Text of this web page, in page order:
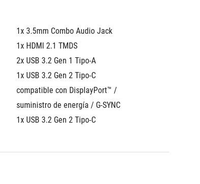
1x 3.5mm Combo Audio Jack
1x HDMI 2.1 TMDS
2x USB 3.2 Gen 1 Tipo-A
1x USB 3.2 Gen 2 Tipo-C
compatible con DisplayPort™ /
suministro de energía / G-SYNC
1x USB 3.2 Gen 2 Tipo-C